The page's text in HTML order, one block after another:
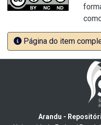
Página do item
Arandu -